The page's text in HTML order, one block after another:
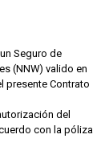
Seguro de
(NNW) valido en
presente Contrato
del
con la póliza